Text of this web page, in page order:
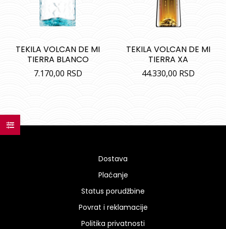
TEKILA VOLCAN DE MI
TIERRA BLANCO
7.170,00 RSD
TEKILA VOLCAN DE MI
TIERRA XA
44.330,00 RSD
Dostava
Plaćanje
Status porudžbine
Povrat i reklamacije
Politika privatnosti